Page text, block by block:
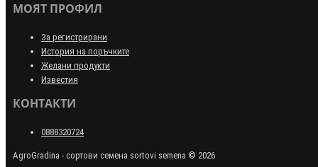
МОЯТ ПРОФИЛ
За регистрирани
История на поръчките
Желани продукти
Известия
КОНТАКТИ
0888320724
AgroGradina - сортови семена sortovi semena © 2026